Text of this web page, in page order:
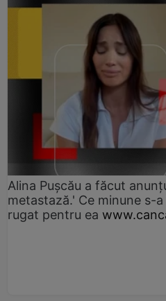
Alina Pușcău a făcut
metastază.' Ce minune s-
rugat pentru ea